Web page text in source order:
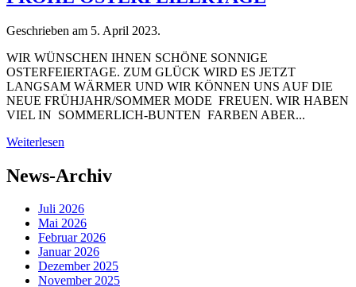
Geschrieben am 5. April 2023.
WIR WÜNSCHEN IHNEN SCHÖNE SONNIGE
OSTERFEIERTAGE. ZUM GLÜCK WIRD ES JETZT
LANGSAM WÄRMER UND WIR KÖNNEN UNS AUF DIE
NEUE FRÜHJAHR/SOMMER MODE FREUEN. WIR HABEN
VIEL IN SOMMERLICH-BUNTEN FARBEN ABER...
Weiterlesen
News-Archiv
Juli 2026
Mai 2026
Februar 2026
Januar 2026
Dezember 2025
November 2025